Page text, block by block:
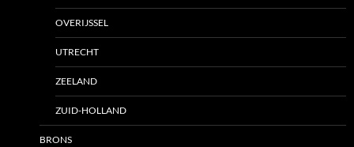
OVERIJSSEL
UTRECHT
ZEELAND
ZUID-HOLLAND
BRONS